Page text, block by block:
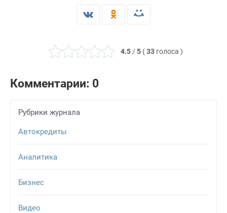
4.5 / 5 ( 33 голоса )
Комментарии: 0
Рубрики журнала
Автокредиты
Аналитика
Бизнес
Видео